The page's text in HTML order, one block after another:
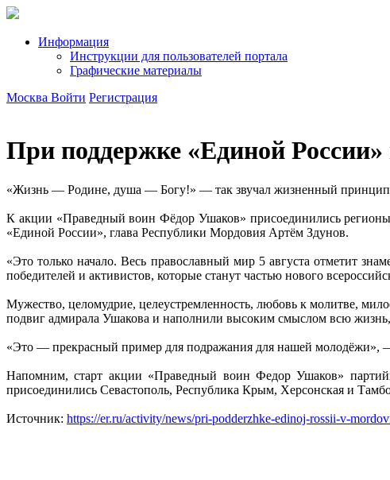
Информация
Инструкции для пользователей портала
Графические материалы
Москва Войти Регистрация
При поддержке «Единой
«Жизнь — Родине, душа — Богу!» — так звучал жизненный
К акции «Праведный воин Фёдор Ушаков» присоединились
«Единой России», глава Республики Мордовия Артём Здунов.
«Это только начало. Весь православный мир 5 августа отметит
победителей и активистов, которые станут частью нового
Мужество, целомудрие, целеустремленность, любовь к молитве,
подвиг адмирала Ушакова и наполнили высоким смыслом всю
«Это — прекрасный пример для подражания для нашей молодёжи»,
Напомним, старт акции «Праведный воин Федор Ушаков»
присоединились Севастополь, Республика Крым, Херсонская и
Источник: https://er.ru/activity/news/pri-podderzhke-edinoj-rossii-v-